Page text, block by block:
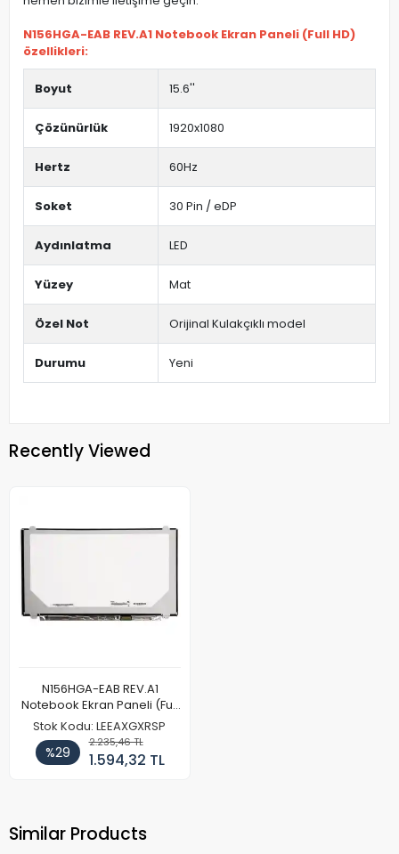
N156HGA-EAB REV.A1 Notebook Ekran Paneli (Full HD)
özellikleri:
Boyut 15.6''
Çözünürlük 1920x1080
Hertz 60Hz
Soket 30 Pin / eDP
Aydınlatma LED
Yüzey Mat
Özel Not Orijinal Kulakçıklı model
Durumu Yeni
Recently Viewed
N156HGA-EAB REV.A1
Notebook Ekran Paneli (Full
HD)
Stok Kodu: LEEAXGXRSP
%29
2.235,46 TL
1.594,32 TL
Similar Products